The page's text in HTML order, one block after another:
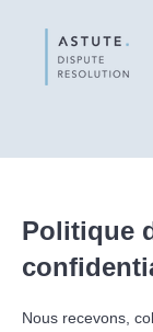
Politique
Nous recevons,